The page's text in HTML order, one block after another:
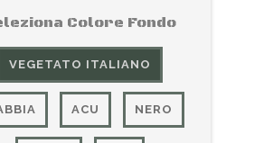
Colore Fondo
VEGETATO ITALIANO
ACU NERO